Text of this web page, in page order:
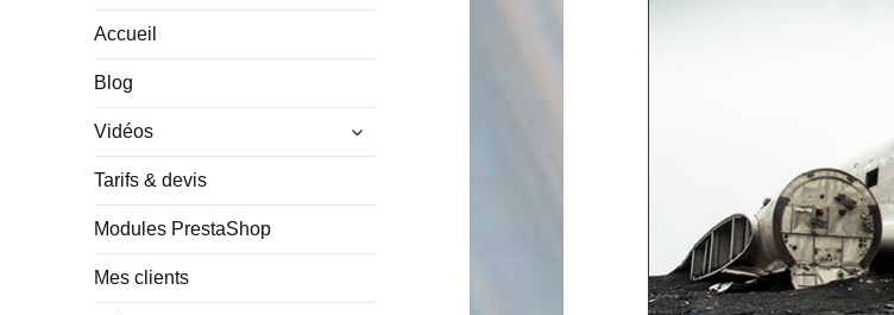
Accueil
Blog
Vidéos
ouvrir
Tarifs & devis
Modules PrestaShop
Mes clients